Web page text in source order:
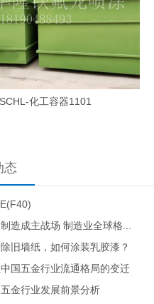
SCHL-化工容器1101
态
造成主战场 制造业全球格...
旧墙纸，如何涂装乳胶漆？
中国五金行业流通格局的变迁
金行业发展前景分析